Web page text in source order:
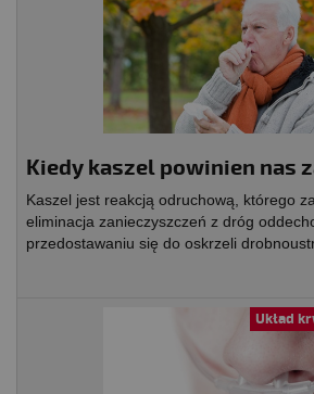
Kiedy kaszel powinien nas
Kaszel jest reakcją odruchową, którego
eliminacja zanieczyszczeń z dróg
przedostawaniu się do oskrzeli
Układ